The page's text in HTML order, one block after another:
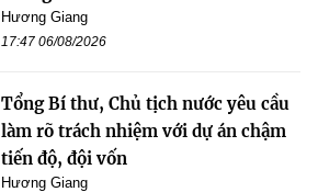
Hương Giang
17:47 06/08/2026
Tổng Bí thư, Chủ tịch nước yêu cầu
làm rõ trách nhiệm với dự án chậm
tiến độ, đội vốn
Hương Giang